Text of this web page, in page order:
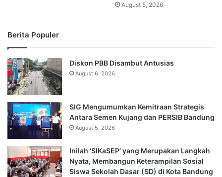
August 5, 2026
Berita Populer
Diskon PBB Disambut Antusias
August 6, 2026
SIG Mengumumkan Kemitraan Strategis
Antara Semen Kujang dan PERSIB Bandung
August 5, 2026
Inilah ‘SIKaSEP’ yang Merupakan Langkah
Nyata, Membangun Keterampilan Sosial
Siswa Sekolah Dasar (SD) di Kota Bandung